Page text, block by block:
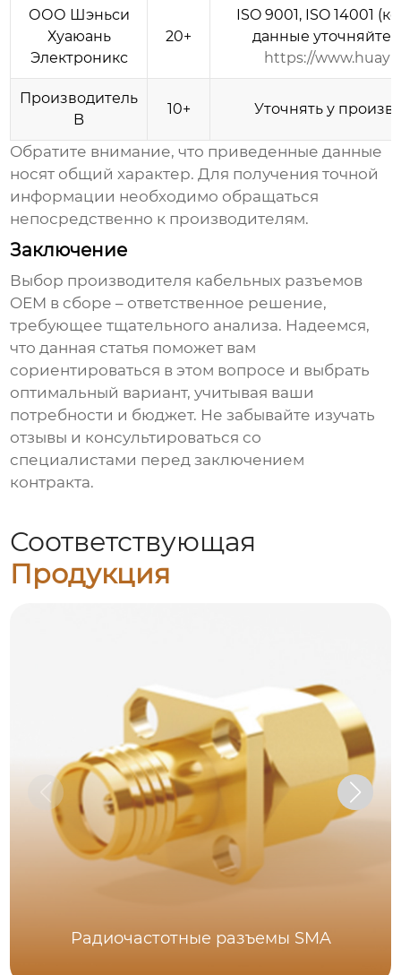
ООО Шэньси
Хуаюань
Электроникс
20+
ISO 9001, ISO 14001
данные уточняйте
https://
Производитель
B
10+ Уточнять у
Обратите внимание, что приведенные данные
носят общий характер. Для получения точной
информации необходимо обращаться
непосредственно к производителям.
Заключение
Выбор производителя кабельных разъемов
OEM в сборе – ответственное решение,
требующее тщательного анализа. Надеемся,
что данная статья поможет вам
сориентироваться в этом вопросе и выбрать
оптимальный вариант, учитывая ваши
потребности и бюджет. Не забывайте изучать
отзывы и консультироваться со
специалистами перед заключением
контракта.
Соответствующая
Продукция
Радиочастотные разъемы SMA